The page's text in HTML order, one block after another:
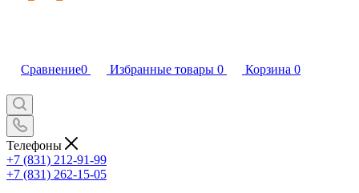
Сравнение0 Избранные товары 0 Корзина 0
Телефоны
+7 (831) 212-91-99
+7 (831) 262-15-05